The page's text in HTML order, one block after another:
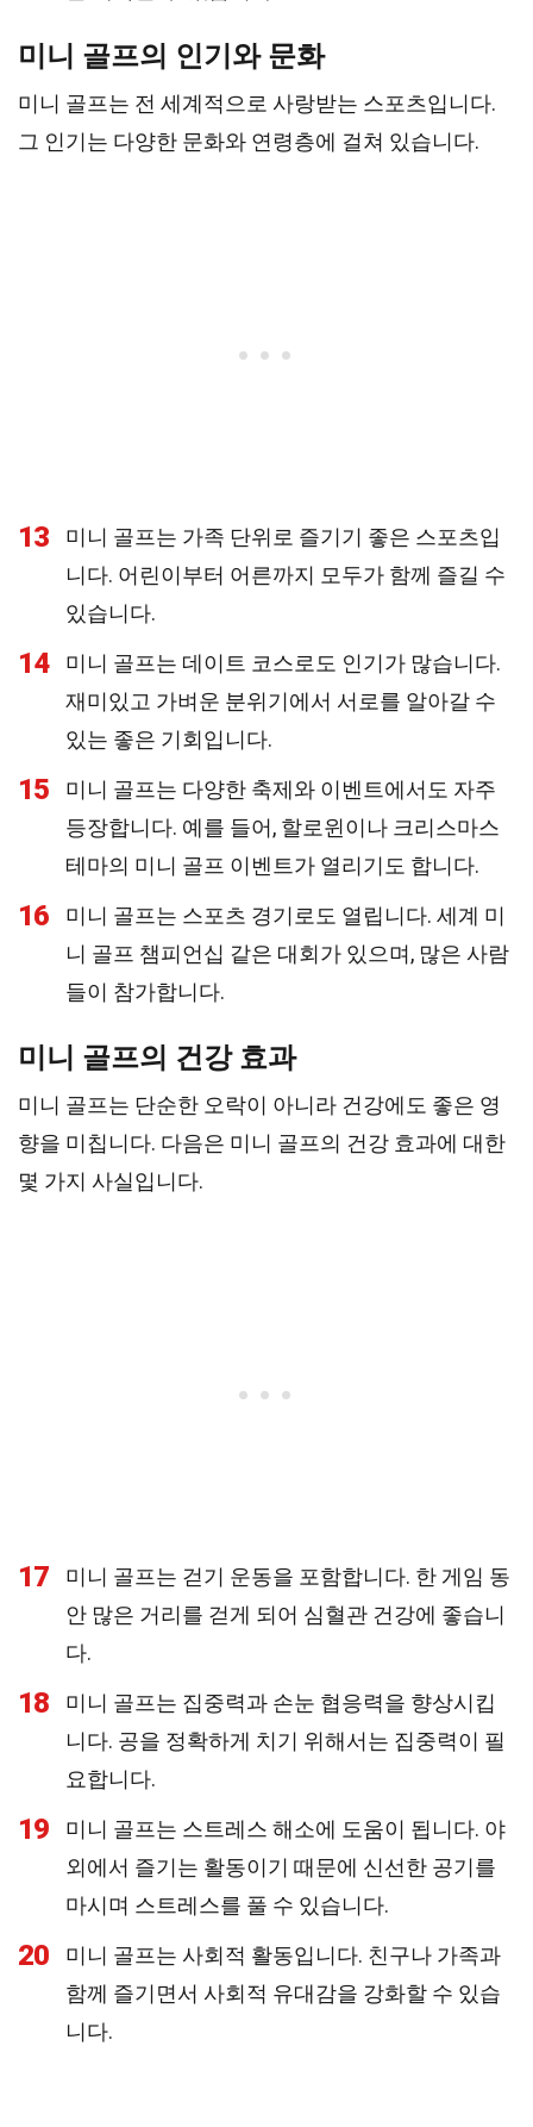
미니 골프의 인기와 문화
미니 골프는 전 세계적으로 사랑받는 스포츠입니다.
그 인기는 다양한 문화와 연령층에 걸쳐 있습니다.
13
미니 골프는 가족 단위로 즐기기 좋은 스포츠입
니다. 어린이부터 어른까지 모두가 함께 즐길 수
있습니다.
14
미니 골프는 데이트 코스로도 인기가 많습니다.
재미있고 가벼운 분위기에서 서로를 알아갈 수
있는 좋은 기회입니다.
15
미니 골프는 다양한 축제와 이벤트에서도 자주
등장합니다. 예를 들어, 할로윈이나 크리스마스
테마의 미니 골프 이벤트가 열리기도 합니다.
16
미니 골프는 스포츠 경기로도 열립니다. 세계 미
니 골프 챔피언십 같은 대회가 있으며, 많은 사람
들이 참가합니다.
미니 골프의 건강 효과
미니 골프는 단순한 오락이 아니라 건강에도 좋은 영
향을 미칩니다. 다음은 미니 골프의 건강 효과에 대한
몇 가지 사실입니다.
17
미니 골프는 걷기 운동을 포함합니다. 한 게임 동
안 많은 거리를 걷게 되어 심혈관 건강에 좋습니
다.
18
미니 골프는 집중력과 손눈 협응력을 향상시킵
니다. 공을 정확하게 치기 위해서는 집중력이 필
요합니다.
19
미니 골프는 스트레스 해소에 도움이 됩니다. 야
외에서 즐기는 활동이기 때문에 신선한 공기를
마시며 스트레스를 풀 수 있습니다.
20
미니 골프는 사회적 활동입니다. 친구나 가족과
함께 즐기면서 사회적 유대감을 강화할 수 있습
니다.